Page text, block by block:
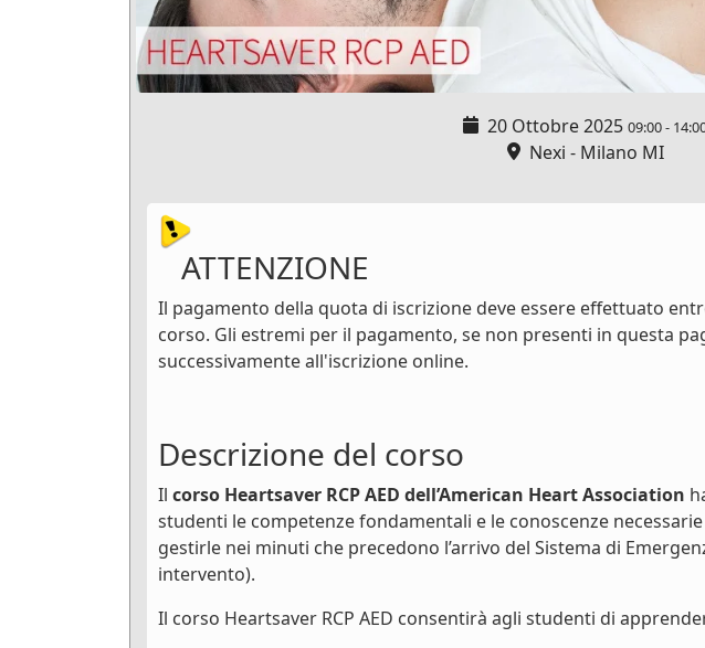
20 Ottobre 2025 09:00-
Nexi - Milano MI
ATTENZIONE
Il pagamento della quota di iscrizione deve essere effettuato
corso. Gli estremi per il pagamento, se non presenti in questa
successivamente all'iscrizione online.
Descrizione del corso
Il corso Heartsaver RCP AED dell’American Heart Association
studenti le competenze fondamentali e le conoscenze
gestirle nei minuti che precedono l’arrivo del Sistema di
intervento).
Il corso Heartsaver RCP AED consentirà agli studenti di